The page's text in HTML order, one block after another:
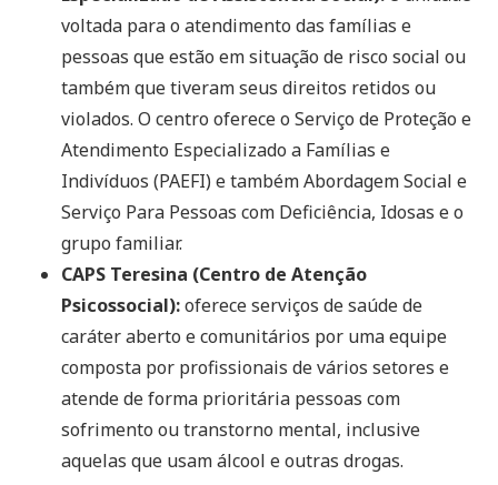
voltada para o atendimento das famílias e
pessoas que estão em situação de risco social ou
também que tiveram seus direitos retidos ou
violados. O centro oferece o Serviço de Proteção e
Atendimento Especializado a Famílias e
Indivíduos (PAEFI) e também Abordagem Social e
Serviço Para Pessoas com Deficiência, Idosas e o
grupo familiar.
CAPS Teresina (Centro de Atenção
Psicossocial):oferece serviços de saúde de
caráter aberto e comunitários por uma equipe
composta por profissionais de vários setores e
atende de forma prioritária pessoas com
sofrimento ou transtorno mental, inclusive
aquelas que usam álcool e outras drogas.